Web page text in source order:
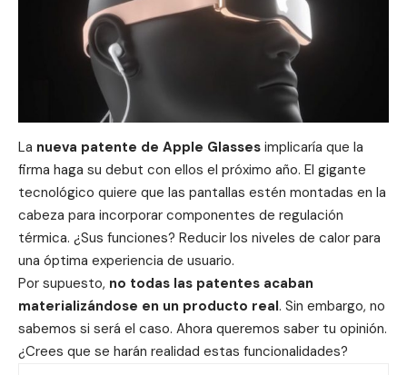
La nueva patente de Apple Glasses implicaría que la
firma haga su debut con ellos el próximo año. El gigante
tecnológico quiere que las pantallas estén montadas en la
cabeza para incorporar componentes de regulación
térmica. ¿Sus funciones? Reducir los niveles de calor para
una óptima experiencia de usuario.
Por supuesto, no todas las patentes acaban
materializándose en un producto real. Sin embargo, no
sabemos si será el caso. Ahora queremos saber tu opinión.
¿Crees que se harán realidad estas funcionalidades?